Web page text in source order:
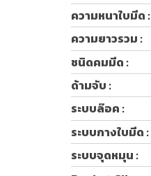
ความหนาใบมีด :
ความยาวรวม :
ชนิดคมมีด :
ด้ามจับ :
ระบบล๊อค :
ระบบกางใบมีด :
ระบบจุดหมุน :